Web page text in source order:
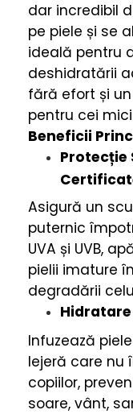
dar incredibil
pe piele și se
ideală pentru
deshidratării
fără efort și
pentru cei
Beneficii
Protecție
Asigură un
puternic
UVA și UVB,
pielii imature
degradării
Infuzează
lejeră care nu
copiilor,
soare, vânt,